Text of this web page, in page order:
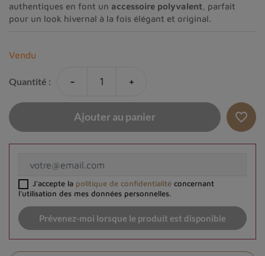
authentiques en font un accessoire polyvalent , parfait
pour un look hivernal à la fois élégant et original.
Vendu
Quantité : - +
Ajouter au panier favorite_border
J'accepte la politique de confidentialitéconcernant
l'utilisation des mes données personnelles.
Prévenez-moi lorsque le produit est disponible